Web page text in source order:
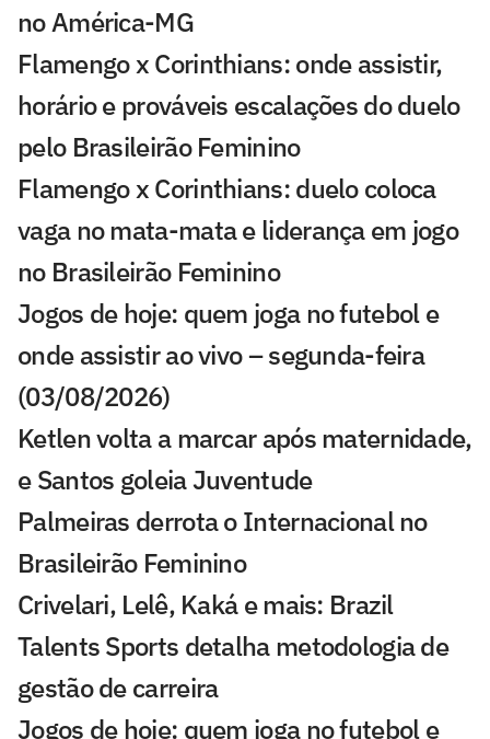
no América-MG
Flamengo x Corinthians: onde assistir,
horário e prováveis escalações do duelo
pelo Brasileirão Feminino
Flamengo x Corinthians: duelo coloca
vaga no mata-mata e liderança em jogo
no Brasileirão Feminino
Jogos de hoje: quem joga no futebol e
onde assistir ao vivo – segunda-feira
(03/08/2026)
Ketlen volta a marcar após maternidade,
e Santos goleia Juventude
Palmeiras derrota o Internacional no
Brasileirão Feminino
Crivelari, Lelê, Kaká e mais: Brazil
Talents Sports detalha metodologia de
gestão de carreira
Jogos de hoje: quem joga no futebol e